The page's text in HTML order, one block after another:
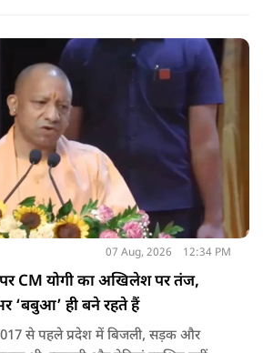
07 Aug, 2026 12:34 PM
पर CM योगी का अखिलेश पर तंज,
‘बबुआ’ ही बने रहते हैं
से पहले प्रदेश में बिजली, सड़क और